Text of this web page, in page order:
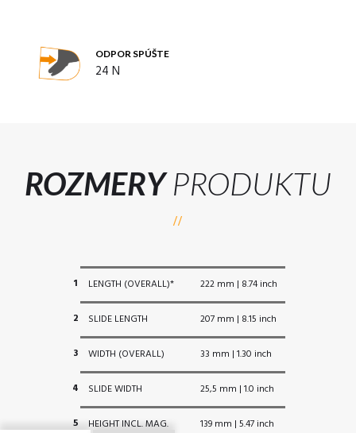
ODPOR SPÚŠTE
24 N
ROZMERYPRODUKTU
1 LENGTH (OVERALL)* 222 mm | 8.74 inch
2 SLIDE LENGTH 207 mm | 8.15 inch
3 WIDTH (OVERALL) 33 mm | 1.30 inch
4 SLIDE WIDTH 25,5 mm | 1.0 inch
5 HEIGHT INCL. MAG. 139 mm | 5.47 inch